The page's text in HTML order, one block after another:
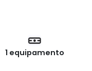
1 equipamento